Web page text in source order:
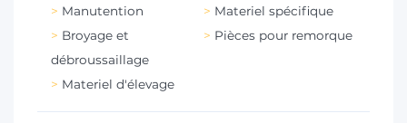
Manutention
Materiel spécifique
Broyage et
débroussaillage
Pièces pour remorque
Materiel d'élevage